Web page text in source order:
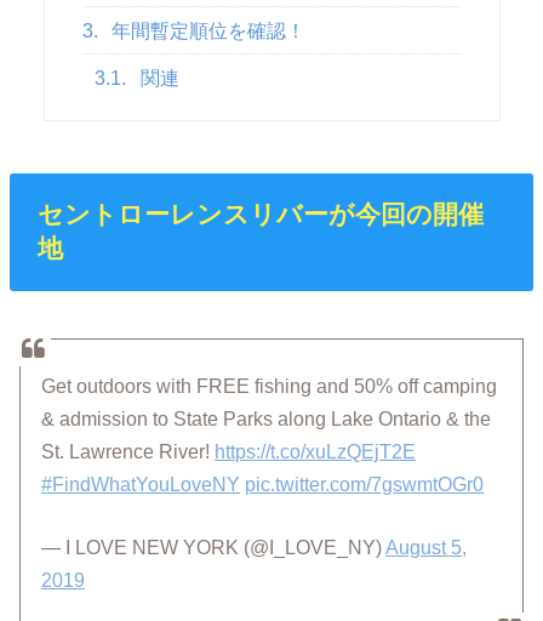
3. 年間暫定順位を確認！
3.1. 関連
セントローレンスリバーが今回の開催
地
Get outdoors with FREE fishing and 50% off camping
& admission to State Parks along Lake Ontario & the
St. Lawrence River! https://t.co/xuLzQEjT2E
#FindWhatYouLoveNY pic.twitter.com/7gswmtOGr0
— I LOVE NEW YORK (@I_LOVE_NY)August 5,
2019